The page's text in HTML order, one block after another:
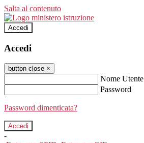
Salta al contenuto
Accedi
Accedi
button close ×
Nome Utente
Password
Password dimenticata?
-